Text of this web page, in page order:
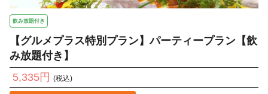
飲み放題付き
【グルメプラス特別プラン】パーティープラン【飲
み放題付き】
5,335円 (税込)